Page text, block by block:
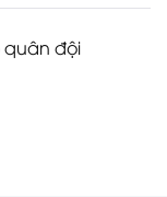
quân đội